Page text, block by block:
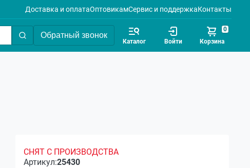
Доставка и оплатаОптовикамСервис и поддержкаКонтакты
Обратный звонок
Каталог Войти Корзина
0
СНЯТ С ПРОИЗВОДСТВА
Артикул:25430